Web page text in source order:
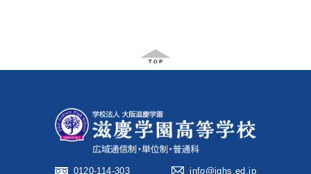
0120-114-303 info@jghs.ed.jp